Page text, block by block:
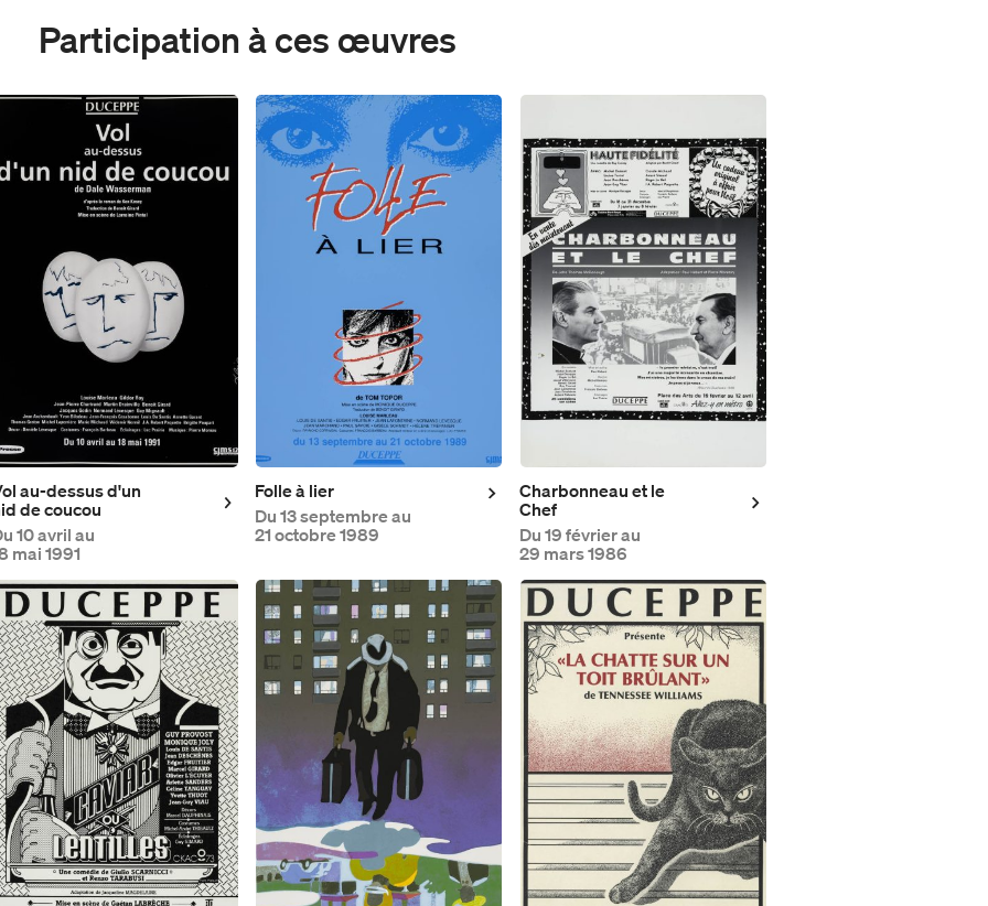
Participation à ces œuvres
au-dessus d'un
de coucou
10 avril au
mai 1991
Folle à lier
Du13 septembre au
21 octobre 1989
Charbonneau et le
Chef
Du 19 février au
29 mars 1986